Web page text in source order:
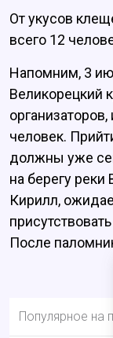
От укусов
всего 12
Напомним, 3
Великорецкий
человек.
должны уже
на берегу реки
Кирилл,
После
Популярное на